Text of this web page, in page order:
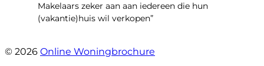
Makelaars zeker aan aan iedereen die hun
(vakantie)huis wil verkopen”
© 2026 Online Woningbrochure